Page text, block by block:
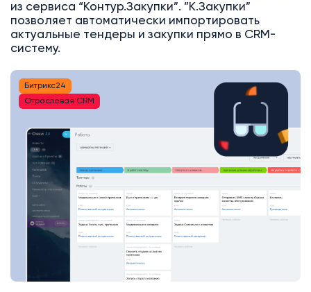
из сервиса “Контур.Закупки”. ”К.Закупки”
позволяет автоматически импортировать
актуальные тендеры и закупки прямо в CRM-
систему.
Битрикс24
Отраслевая CRM